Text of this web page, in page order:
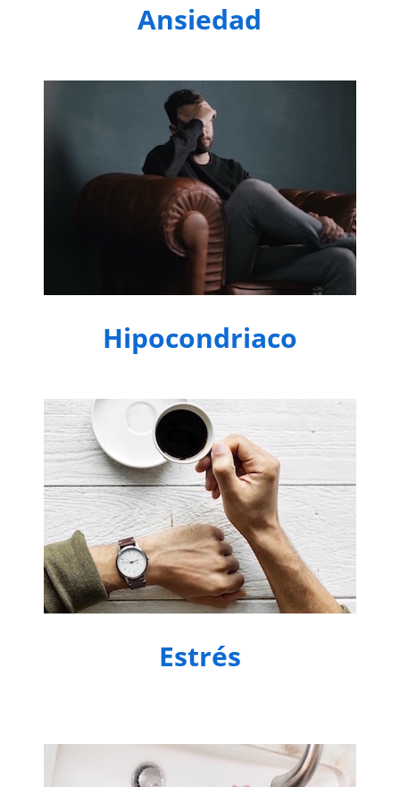
Ansiedad
Hipocondriaco
Estrés